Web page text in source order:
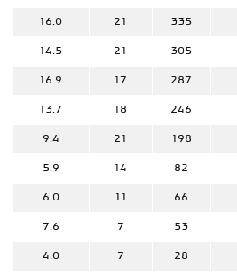
335
21
16.0
305
21
14.5
287
17
16.9
246
18
13.7
198
21
9.4
82
14
5.9
66
11
6.0
53
7
7.6
28
7
4.0